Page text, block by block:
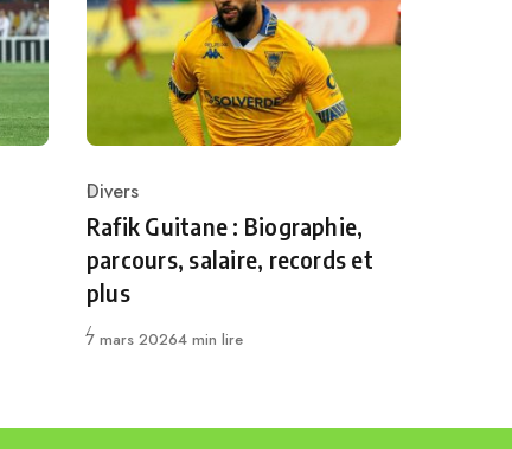
Category
Divers
Rafik Guitane : Biographie,
parcours, salaire, records et
plus
Publié
7 mars 20264 min lire